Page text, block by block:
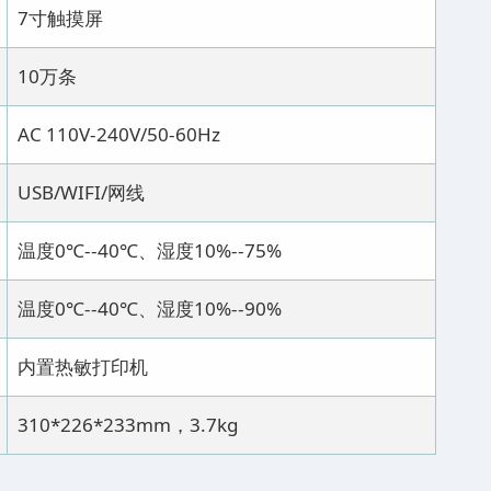
7寸触摸屏
10万条
AC 110V-240V/50-60Hz
USB/WIFI/网线
温度0℃--40℃、湿度10%--75%
温度0℃--40℃、湿度10%--90%
内置热敏打印机
310*226*233mm，3.7kg